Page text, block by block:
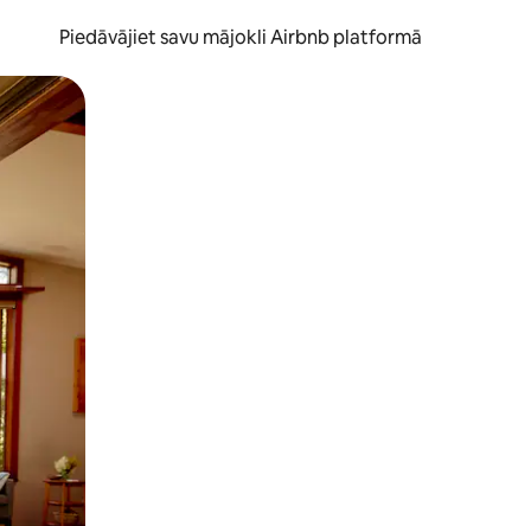
Piedāvājiet savu mājokli Airbnb platformā
ar pirkstu.